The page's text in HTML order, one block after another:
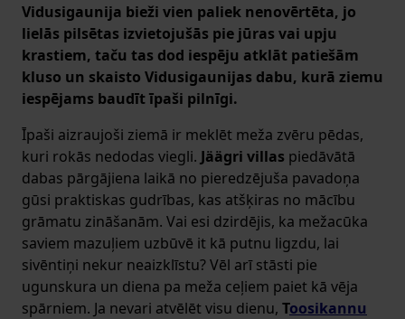
Vidusigaunija bieži vien paliek nenovērtēta, jo
lielās pilsētas izvietojušās pie jūras vai upju
krastiem, taču tas dod iespēju atklāt patiešām
kluso un skaisto Vidusigaunijas dabu, kurā ziemu
iespējams baudīt īpaši pilnīgi.
Īpaši aizraujoši ziemā ir meklēt meža zvēru pēdas,
kuri rokās nedodas viegli. Jäägri villas piedāvātā
dabas pārgājiena laikā no pieredzējuša pavadoņa
gūsi praktiskas gudrības, kas atšķiras no mācību
grāmatu zināšanām. Vai esi dzirdējis, ka mežacūka
saviem mazuļiem uzbūvē it kā putnu ligzdu, lai
sivēntiņi nekur neaizklīstu? Vēl arī stāsti pie
ugunskura un diena pa meža ceļiem paiet kā vēja
spārniem. Ja nevari atvēlēt visu dienu, Toosikannu